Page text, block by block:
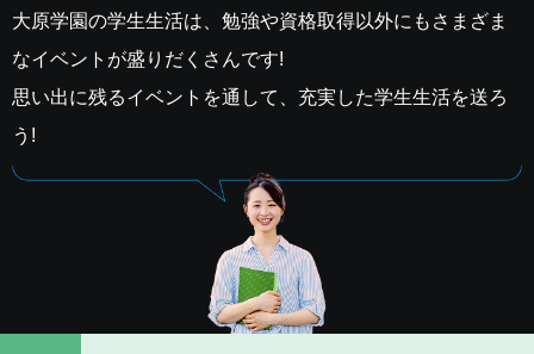
大原学園の学生生活は、勉強や資格取得以外にもさまざま
なイベントが盛りだくさんです!
思い出に残るイベントを通して、充実した学生生活を送ろ
う!